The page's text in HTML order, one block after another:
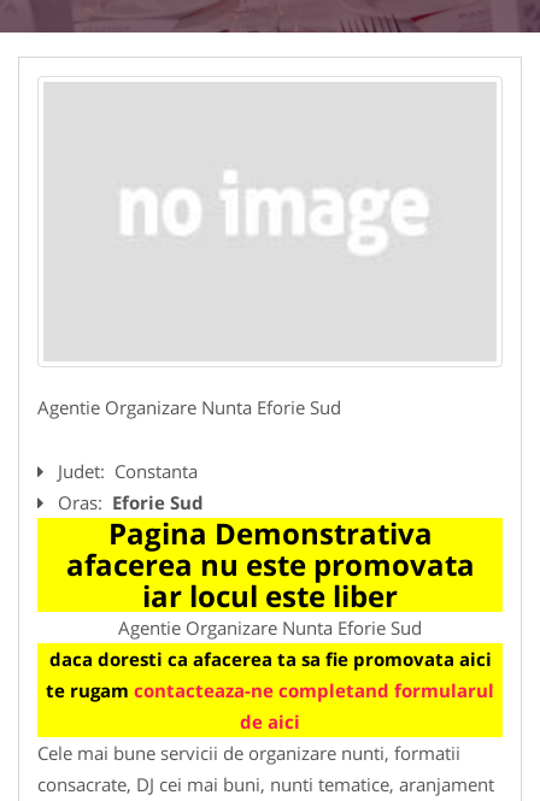
Agentie Organizare Nunta Eforie Sud
Judet: Constanta
Oras: Eforie Sud
Pagina Demonstrativa
afacerea nu este promovata
iar locul este liber
Agentie Organizare Nunta Eforie Sud
daca doresti ca afacerea ta sa fie promovata aici
te rugam contacteaza-ne completand formularul
de aici
Cele mai bune servicii de organizare nunti, formatii
consacrate, DJ cei mai buni, nunti tematice, aranjament